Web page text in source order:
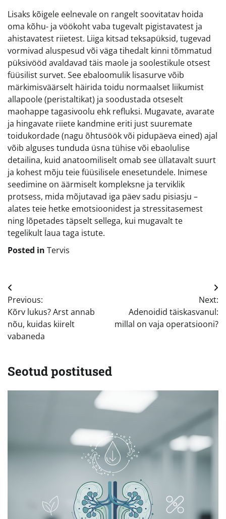
Lisaks kõigele eelnevale on rangelt soovitatav hoida
oma kõhu- ja vöökoht vaba tugevalt pigistavatest ja
ahistavatest riietest. Liiga kitsad teksapüksid, tugevad
vormivad aluspesud või väga tihedalt kinni tõmmatud
püksivööd avaldavad täis maole ja soolestikule otsest
füüsilist survet. See ebaloomulik lisasurve võib
märkimisväärselt häirida toidu normaalset liikumist
allapoole (peristaltikat) ja soodustada otseselt
maohappe tagasivoolu ehk refluksi. Mugavate, avarate
ja hingavate riiete kandmine eriti just suuremate
toidukordade (nagu õhtusöök või pidupäeva eined) ajal
võib alguses tunduda üsna tühise või ebaolulise
detailina, kuid anatoomiliselt omab see üllatavalt suurt
ja kohest mõju teie füüsilisele enesetundele. Inimese
seedimine on äärmiselt kompleksne ja terviklik
protsess, mida mõjutavad iga päev sadu pisiasju –
alates teie hetke emotsioonidest ja stressitasemest
ning lõpetades täpselt sellega, kui mugavalt te
tegelikult laua taga istute.
Posted in Tervis
Navigeerimine
Previous:
Kõrv lukus? Arst annab
nõu, kuidas kiirelt
vabaneda
Next:
Adenoidid täiskasvanul:
millal on vaja operatsiooni?
Seotud postitused